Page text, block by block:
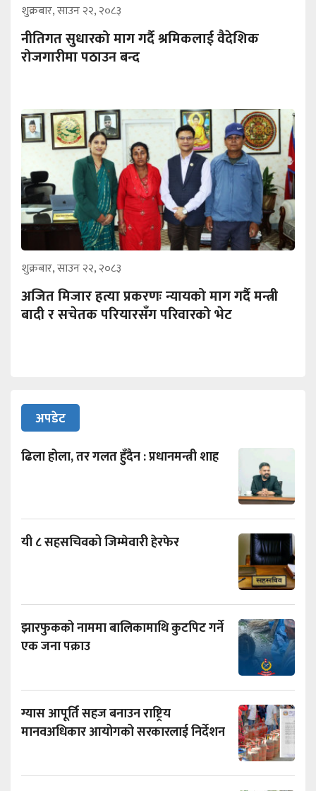
शुक्रबार, साउन २२, २०८३
नीतिगत सुधारको माग गर्दै श्रमिकलाई वैदेशिक
रोजगारीमा पठाउन बन्द
शुक्रबार, साउन २२, २०८३
अजित मिजार हत्या प्रकरणः न्यायको माग गर्दै मन्त्री
बादी र सचेतक परियारसँग परिवारको भेट
अपडेट
ढिला होला, तर गलत हुँदैन : प्रधानमन्त्री शाह
यी ८ सहसचिवको जिम्मेवारी हेरफेर
झारफुकको नाममा बालिकामाथि कुटपिट गर्ने
एक जना पक्राउ
ग्यास आपूर्ति सहज बनाउन राष्ट्रिय
मानवअधिकार आयोगको सरकारलाई निर्देशन